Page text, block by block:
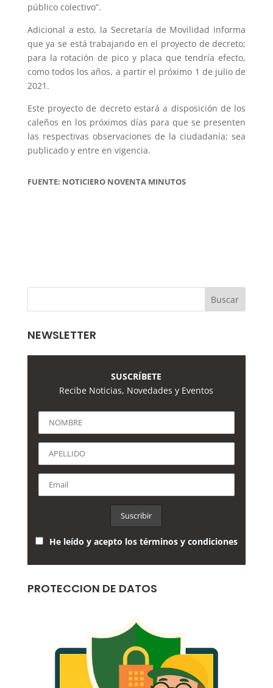
público colectivo”.
Adicional a esto, la Secretaría de Movilidad informa
que ya se está trabajando en el proyecto de decreto;
para la rotación de pico y placa que tendría efecto,
como todos los años, a partir el próximo 1 de julio de
2021.
Este proyecto de decreto estará a disposición de los
caleños en los próximos días para que se presenten
las respectivas observaciones de la ciudadanía; sea
publicado y entre en vigencia.
FUENTE: NOTICIERO NOVENTA MINUTOS
NEWSLETTER
SUSCRÍBETE
Recibe Noticias, Novedades y Eventos
He leído y acepto los términos y condiciones
PROTECCION DE DATOS